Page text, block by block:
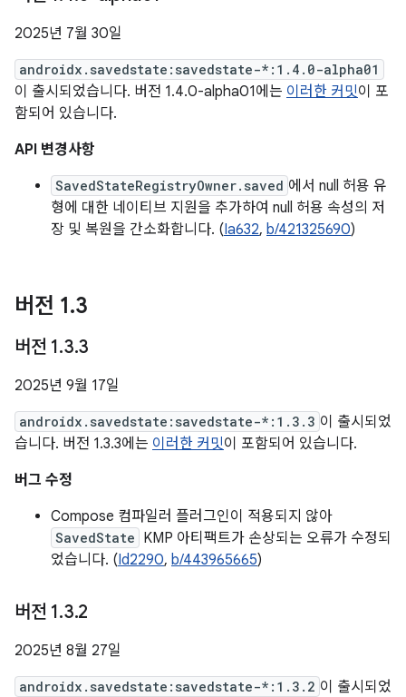
2025년 7월 30일
androidx.savedstate:savedstate-*:1.4.0-alpha01
이 출시되었습니다. 버전 1.4.0-alpha01에는 이러한 커밋이 포
함되어 있습니다.
API 변경사항
SavedStateRegistryOwner.saved 에서 null 허용 유
형에 대한 네이티브 지원을 추가하여 null 허용 속성의 저
장 및 복원을 간소화합니다. (Ia632, b/421325690)
버전 1.3
버전 1.3.3
2025년 9월 17일
androidx.savedstate:savedstate-*:1.3.3 이 출시되었
습니다. 버전 1.3.3에는 이러한 커밋이 포함되어 있습니다.
버그 수정
Compose 컴파일러 플러그인이 적용되지 않아
SavedState KMP 아티팩트가 손상되는 오류가 수정되
었습니다. (Id2290, b/443965665)
버전 1.3.2
2025년 8월 27일
androidx.savedstate:savedstate-*:1.3.2 이 출시되었